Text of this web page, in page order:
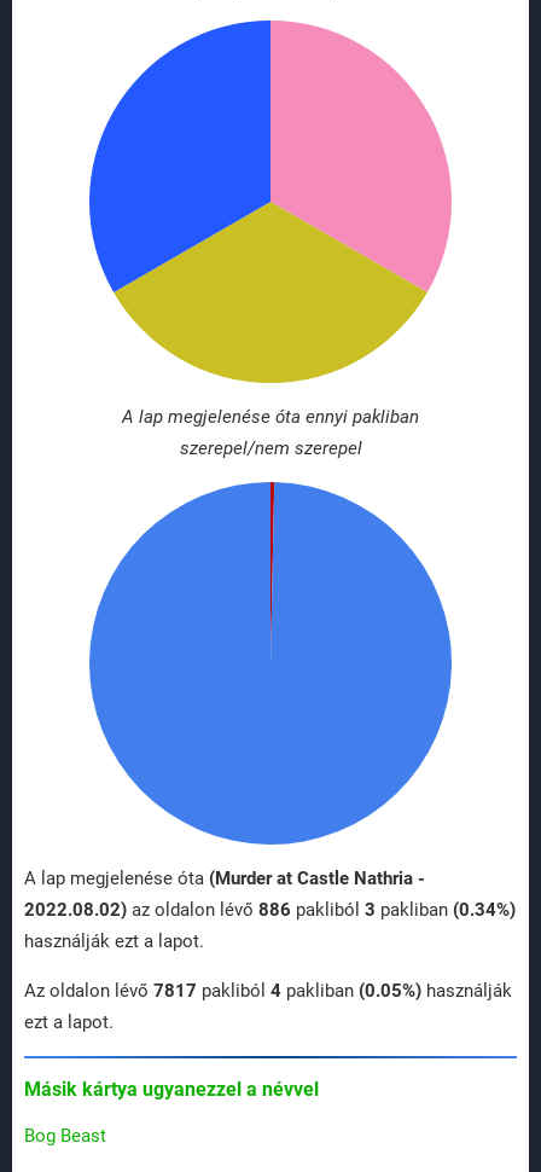
A lap megjelenése óta ennyi pakliban
szerepel/nem szerepel
A lap megjelenése óta (Murder at Castle Nathria -
2022.08.02) az oldalon lévő 886 pakliból 3 pakliban (0.34%)
használják ezt a lapot.
Az oldalon lévő 7817 pakliból 4 pakliban (0.05%) használják
ezt a lapot.
Másik kártya ugyanezzel a névvel
Bog Beast